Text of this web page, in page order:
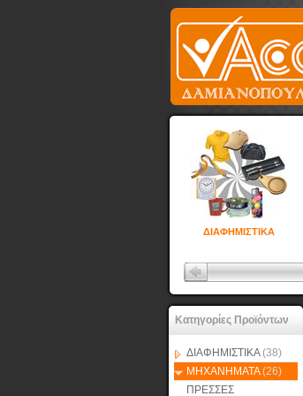
ΔΙΑΦΗΜΙΣΤΙΚΑ
Κατηγορίες Προϊόντων
ΔΙΑΦΗΜΙΣΤΙΚΑ(38)
ΜΗΧΑΝΗΜΑΤΑ(26)
ΠΡΕΣΣΕΣ